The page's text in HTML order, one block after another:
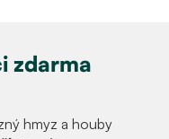
zdarma
hmyz a houby